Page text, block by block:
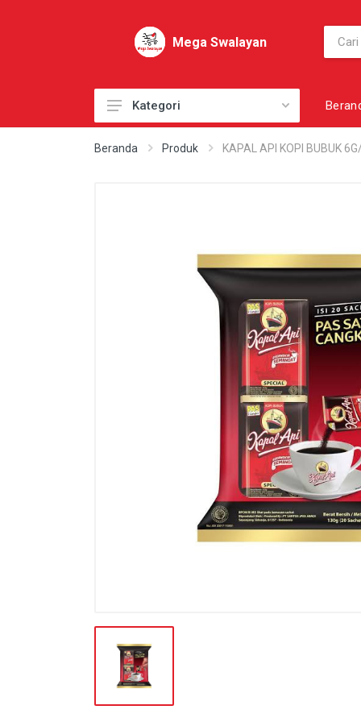
Mega Swalayan
AKSESORI
BARANG SUPPLY LAINNYA
KEBUTUHAN HOTEL-RESTO
Kategori
Beranda Produk KAPAL API KOPI BUBUK